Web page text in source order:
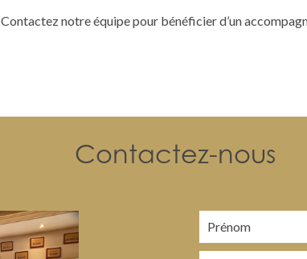
Contactez notre équipepour bénéficier d’un
Contactez-nous